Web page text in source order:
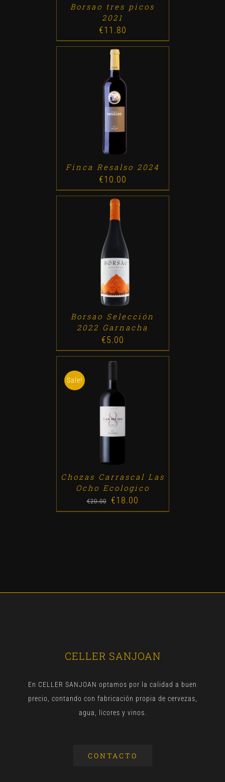
Borsao tres picos
2021
€11.80
ADD TO CART /
Finca Resalso 2024
€10.00
ADD TO CART DETALLES
Borsao Selección
2022 Garnacha
€5.00
Sale!
ADD TO CART /
Chozas Carrascal Las
Ocho Ecologico
€20.00
Original
price
€18.00
price
CELLER SANJOAN
En CELLER SANJOAN optamos por la calidad a buen
precio, contando con fabricación propia de cervezas,
agua, licores y vinos.
CONTACTO